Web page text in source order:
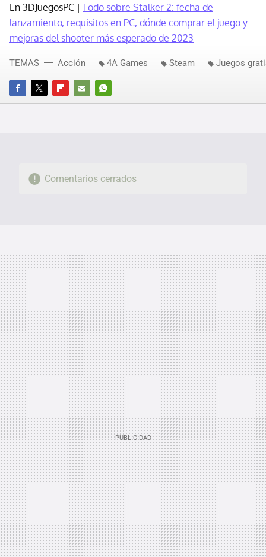
En 3DJuegosPC | Todo sobre Stalker 2: fecha de
lanzamiento, requisitos en PC, dónde comprar el juego y
mejoras del shooter más esperado de 2023
FACEBOOKTWITTERFLIPBOARD
E-
WHATSAPP
TEMAS Acción 4A Games Steam Juegos
Comentarios cerrados